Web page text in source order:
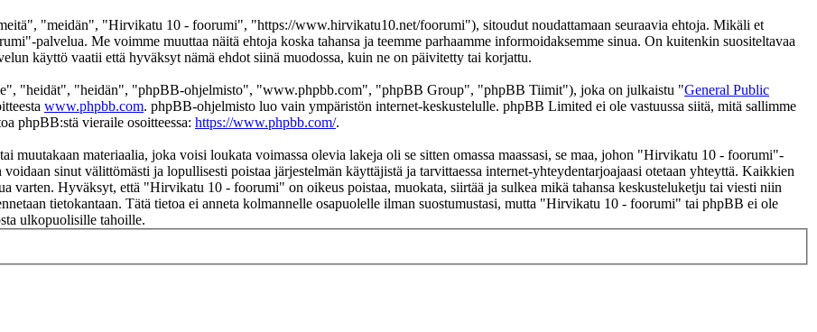
"meidän", "Hirvikatu 10 - foorumi", "https://www.hirvikatu10.net/foorumi"), sitoudut noudattamaan seuraavia ehtoja. Mikäli et
palvelua. Me voimme muuttaa näitä ehtoja koska tahansa ja teemme parhaamme informoidaksemme sinua. On kuitenkin suositeltavaa
käyttö vaatii että hyväksyt nämä ehdot siinä muodossa, kuin ne on päivitetty tai korjattu.
"heidät", "heidän", "phpBB-ohjelmisto", "www.phpbb.com", "phpBB Group", "phpBB Tiimit"), joka on julkaistu "General Public
www.phpbb.com. phpBB-ohjelmisto luo vain ympäristön internet-keskustelulle. phpBB Limited ei ole vastuussa siitä, mitä sallimme
phpBB:stä vieraile osoitteessa: https://www.phpbb.com/.
muutakaan materiaalia, joka voisi loukata voimassa olevia lakeja oli se sitten omassa maassasi, se maa, johon "Hirvikatu 10 - foorumi"-
sinut välittömästi ja lopullisesti poistaa järjestelmän käyttäjistä ja tarvittaessa internet-yhteydentarjoajaasi otetaan yhteyttä. Kaikkien
varten. Hyväksyt, että "Hirvikatu 10 - foorumi" on oikeus poistaa, muokata, siirtää ja sulkea mikä tahansa keskusteluketju tai viesti niin
tietokantaan. Tätä tietoa ei anneta kolmannelle osapuolelle ilman suostumustasi, mutta "Hirvikatu 10 - foorumi" tai phpBB ei ole
ulkopuolisille tahoille.